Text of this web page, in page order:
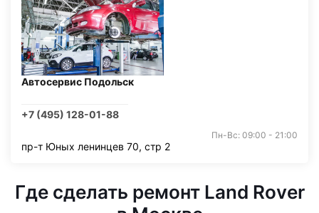
Автосервис Подольск
+7 (495) 128-01-88
Пн-Вс: 09:00 - 21:00
пр-т Юных ленинцев 70, стр 2
Где сделать ремонт Land Rover